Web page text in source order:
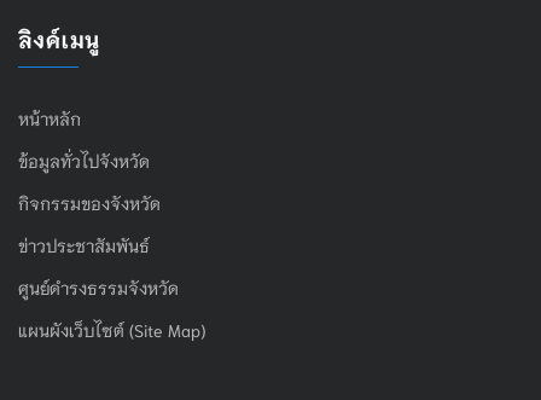
ลิงค์เมนู
หน้าหลัก
ข้อมูลทั่วไปจังหวัด
กิจกรรมของจังหวัด
ข่าวประชาสัมพันธ์
ศูนย์ดำรงธรรมจังหวัด
แผนผังเว็บไซต์ (Site Map)